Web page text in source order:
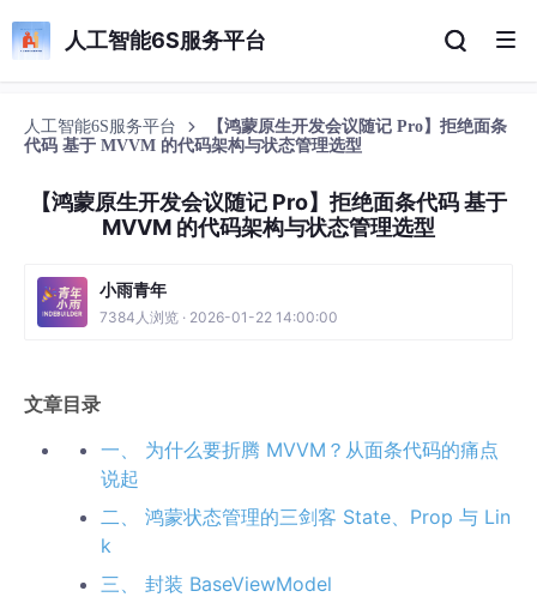
人工智能6S服务平台
人工智能6S服务平台
【鸿蒙原生开发会议随记 Pro】拒绝面条
代码 基于 MVVM 的代码架构与状态管理选型
【鸿蒙原生开发会议随记 Pro】拒绝面条代码 基于
MVVM 的代码架构与状态管理选型
小雨青年
7384人浏览 · 2026-01-22 14:00:00
文章目录
一、 为什么要折腾 MVVM？从面条代码的痛点
说起
二、 鸿蒙状态管理的三剑客 State、Prop 与 Lin
k
三、 封装 BaseViewModel